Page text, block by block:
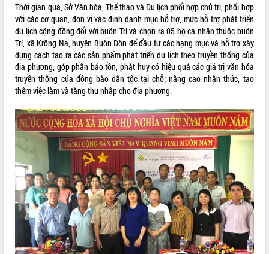
Thời gian qua, Sở Văn hóa, Thể thao và Du lịch phối hợp chủ trì, phối hợp
với các cơ quan, đơn vị xác định danh mục hỗ trợ, mức hỗ trợ phát triển
du lịch cộng đồng đối với buôn Trí và chọn ra 05 hộ cá nhân thuộc buôn
Trí, xã Krông Na, huyện Buôn Đôn để đầu tư các hạng mục và hỗ trợ xây
dựng cách tạo ra các sản phẩm phát triển du lịch theo truyền thống của
địa phương, góp phần bảo tồn, phát huy có hiệu quả các giá trị văn hóa
truyền thống của đồng bào dân tộc tại chỗ; nâng cao nhận thức, tạo
thêm việc làm và tăng thu nhập cho địa phương.